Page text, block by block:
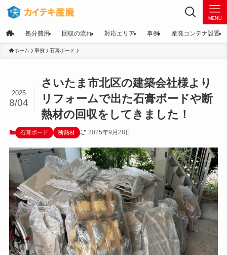
MENU
処分費用 回収の流れ 対応エリア 事例 産廃コンテナ設置
ホーム 事例 石膏ボード
さいたま市北区の建築会社様より
リフォームで出た石膏ボードや断
熱材の回収をしてきました！
2025
8/04
石膏ボード 断熱材 2025年9月28日